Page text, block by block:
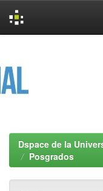
Dspace de la
Posgrados